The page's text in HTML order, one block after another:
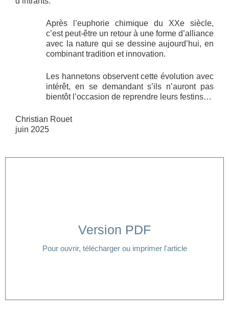
Après l’euphorie chimique du XXe siècle,
c’est peut-être un retour à une forme d’alliance
avec la nature qui se dessine aujourd’hui, en
combinant tradition et innovation.
Les hannetons observent cette évolution avec
intérêt, en se demandant s’ils n’auront pas
bientôt l’occasion de reprendre leurs festins…
Christian Rouet
juin 2025
Version PDF
Pour ouvrir, télécharger ou imprimer l'article
Cliquer ici